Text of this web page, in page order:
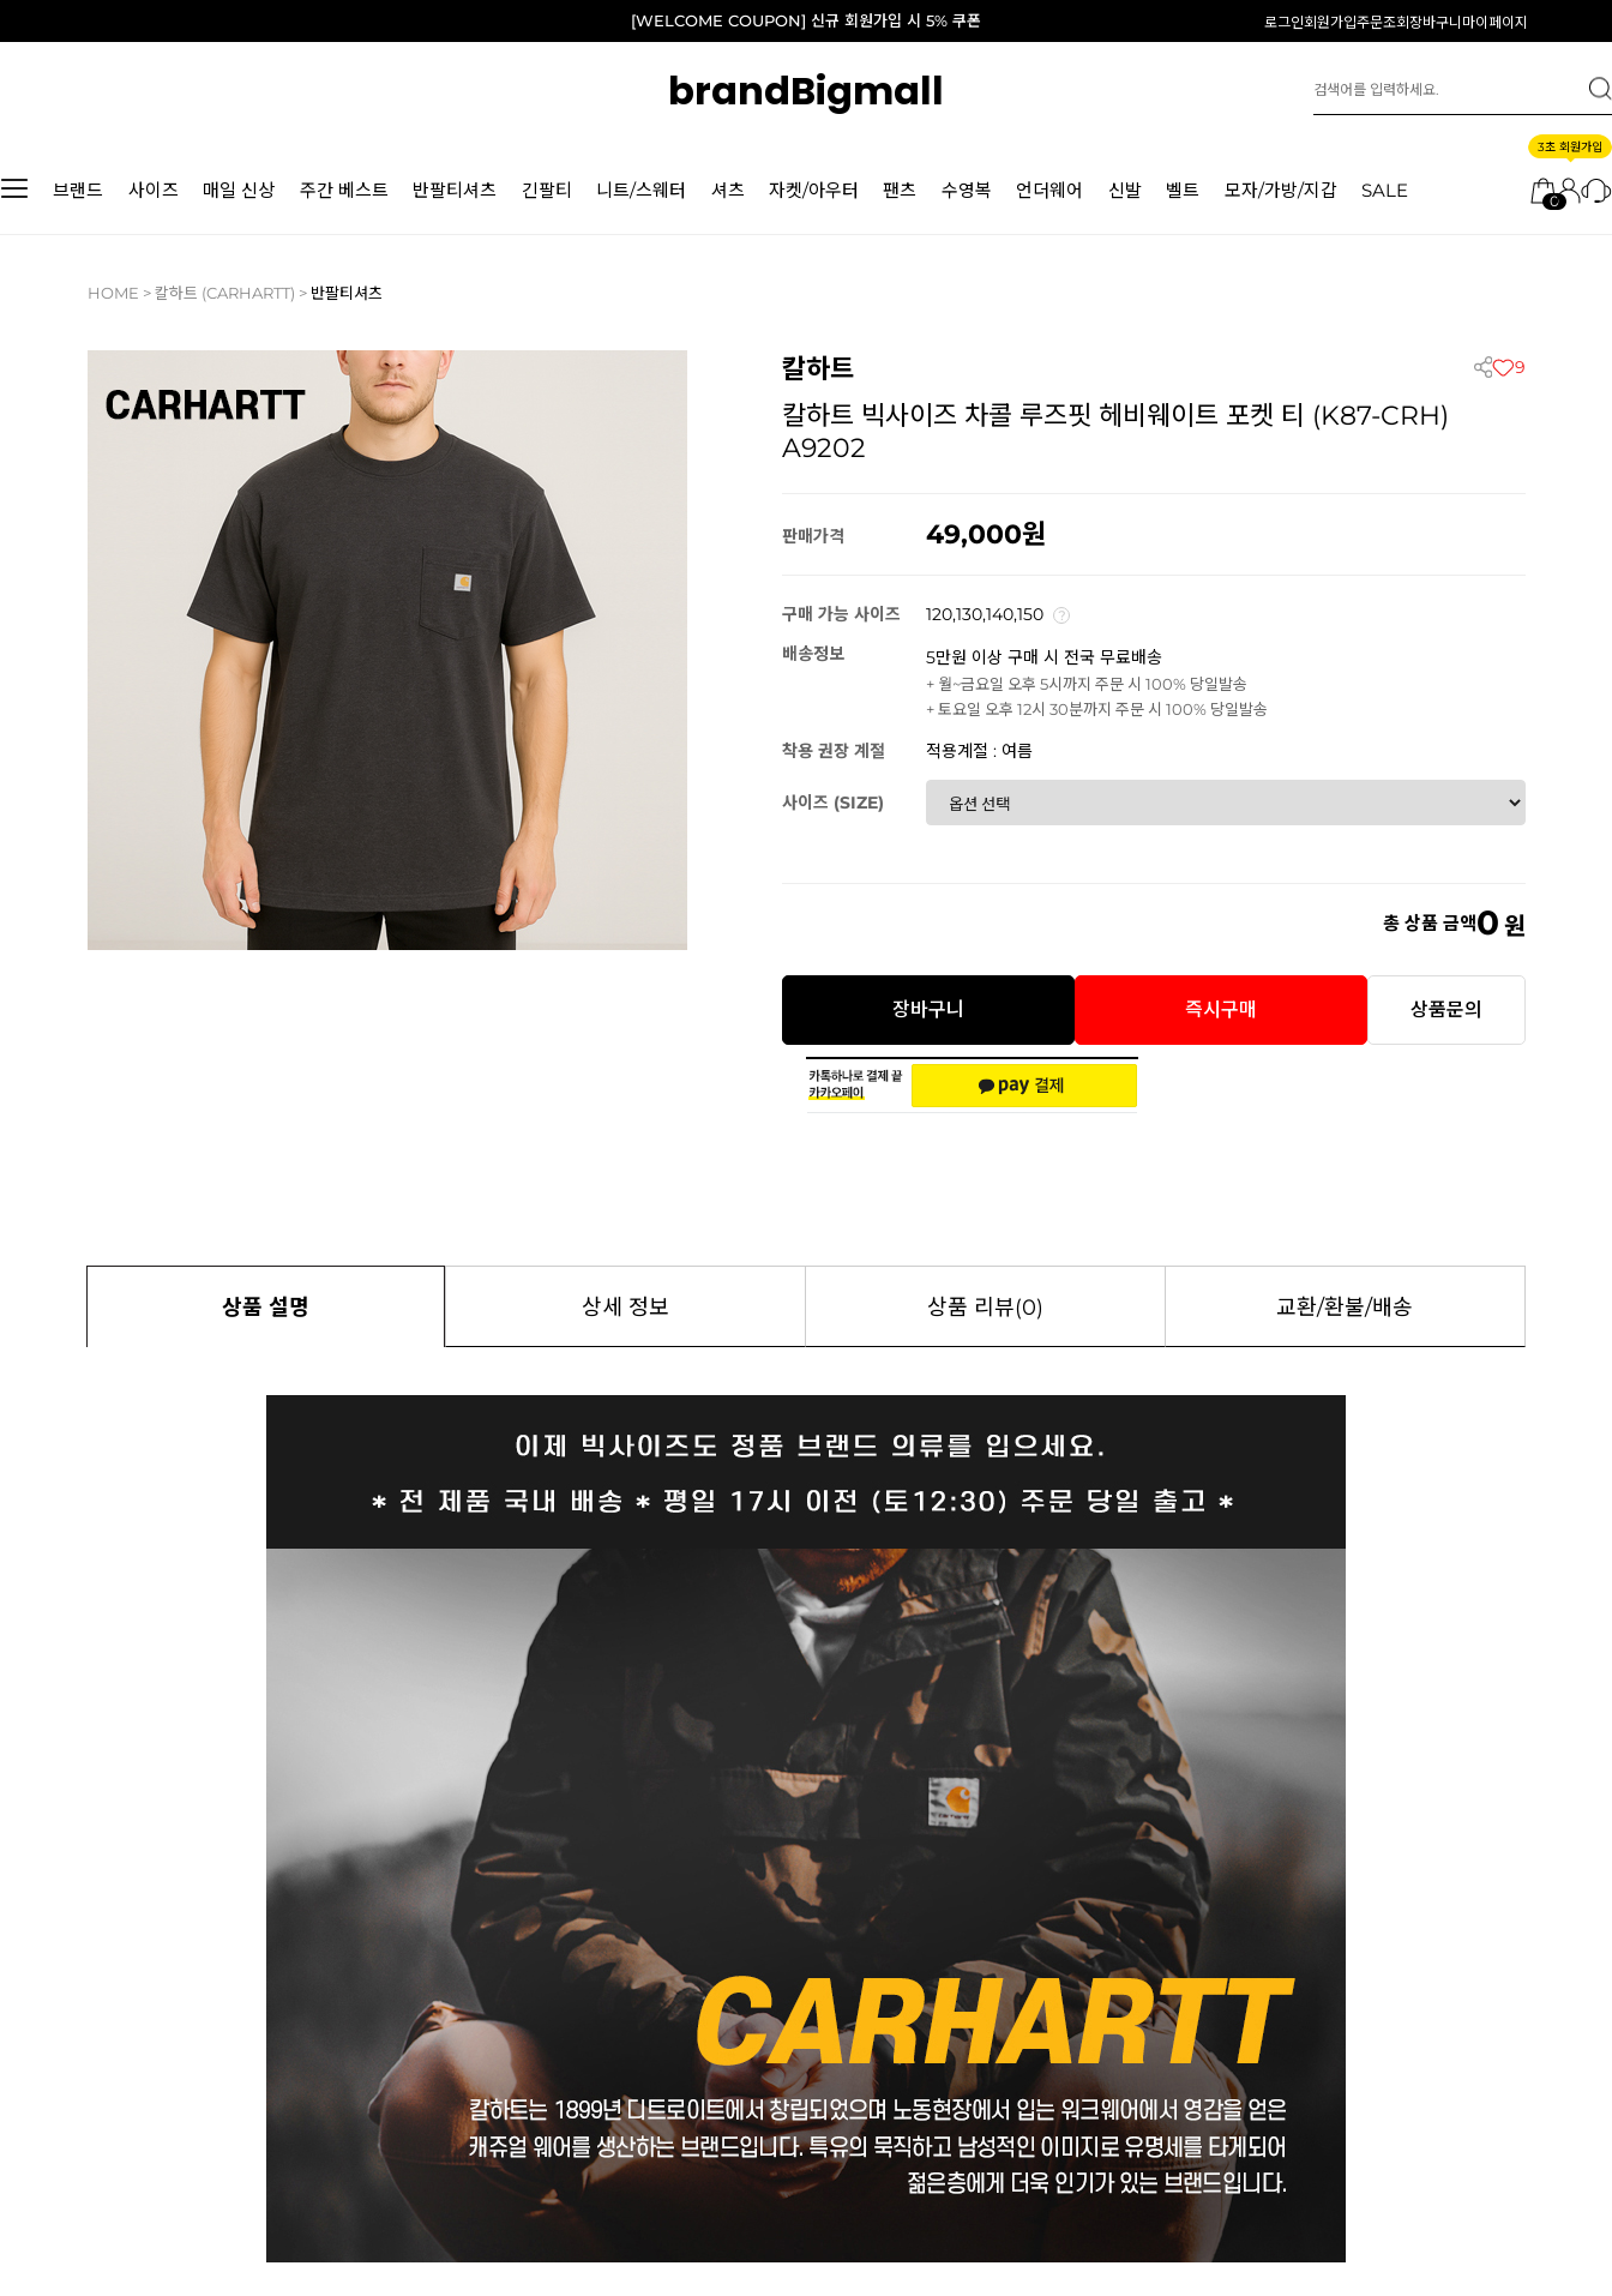
[WELCOME COUPON] 신규 회원가입 시 5% 쿠폰 로그인회원가입주문조회장바구니 마이페이지
brandBigmall
브랜드 사이즈 매일 신상 주간 베스트 반팔티셔츠 긴팔티 니트/스웨터 셔츠 자켓/아우터 팬츠 수영복 언더웨어 신발 벨트 모자/가방/지갑 SALE 0
3초 회원가입
HOME >칼하트 (CARHARTT) > 반팔티셔츠
칼하트 9
칼하트 빅사이즈 차콜 루즈핏 헤비웨이트 포켓 티 (K87-CRH)
A9202
판매가격 49,000
구매 가능 사이즈
120,130,140,150
배송정보
5만원 이상 구매 시 전국 무료배송
+ 월~금요일 오후 5시까지 주문 시 100% 당일발송
+ 토요일 오후 12시 30분까지 주문 시 100% 당일발송
착용 권장 계절 적용계절 : 여름
사이즈 (SIZE)
총 상품 금액0 원
장바구니 즉시구매 상품문의
상품 설명 상세 정보 상품 리뷰(0) 교환/환불/배송